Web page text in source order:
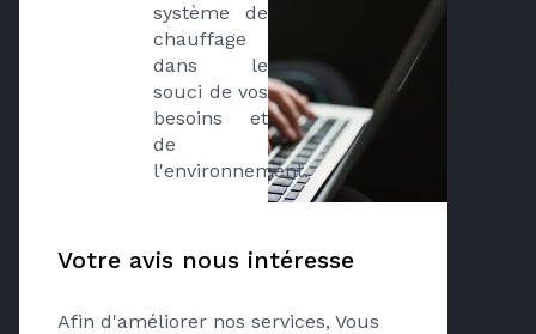
système de
chauffage
dans le
souci de vos
besoins et
de
l'environnement.
Votre avis nous intéresse
Afin d'améliorer nos services, Vous